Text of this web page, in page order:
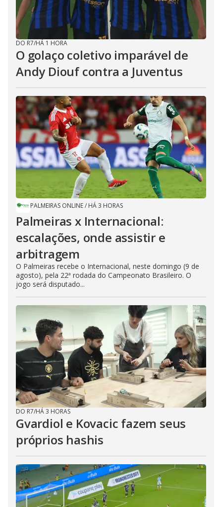
DO R7/HÁ 1 HORA
O golaço coletivo imparável de
Andy Diouf contra a Juventus
PALMEIRAS ONLINE/ HÁ 3 HORAS
Palmeiras x Internacional:
escalações, onde assistir e
arbitragem
O Palmeiras recebe o Internacional, neste domingo (9 de
agosto), pela 22ª rodada do Campeonato Brasileiro. O
jogo será disputado...
DO R7/HÁ 3 HORAS
Gvardiol e Kovacic fazem seus
próprios hashis